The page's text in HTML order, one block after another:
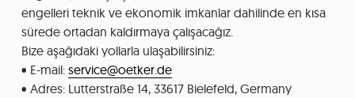
engelleri teknik ve ekonomik imkanlar dahilinde en kısa
sürede ortadan kaldırmaya çalışacağız.
Bize aşağıdaki yollarla ulaşabilirsiniz:
• E-mail: service@oetker.de
• Adres: ⁠Lutterstraße 14, ⁠33617 Bielefeld, Germany